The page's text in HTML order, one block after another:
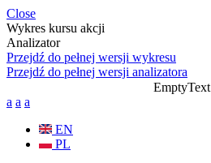
Przejdź do treści
Close
Wykres kursu akcji
Analizator
Przejdź do pełnej wersji wykresu
Przejdź do pełnej wersji analizatora
EmptyText
a a a
EN
PL